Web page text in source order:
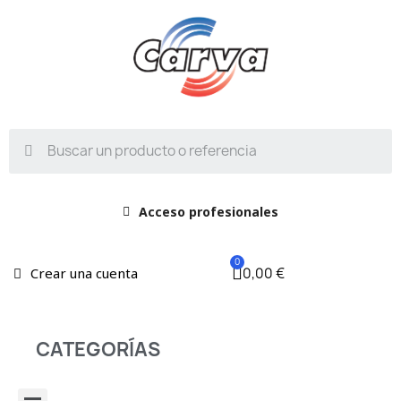
Acceso profesionales
Crear una cuenta 0,00 €
CATEGORÍAS